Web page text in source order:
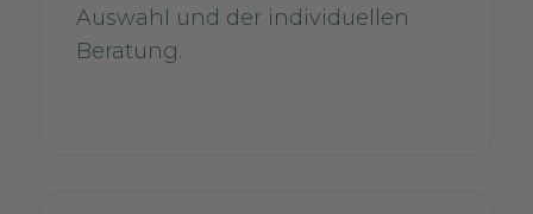
Auswahl und der individuellen
Beratung.